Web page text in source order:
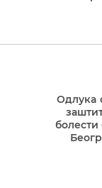
Одлукa
болести